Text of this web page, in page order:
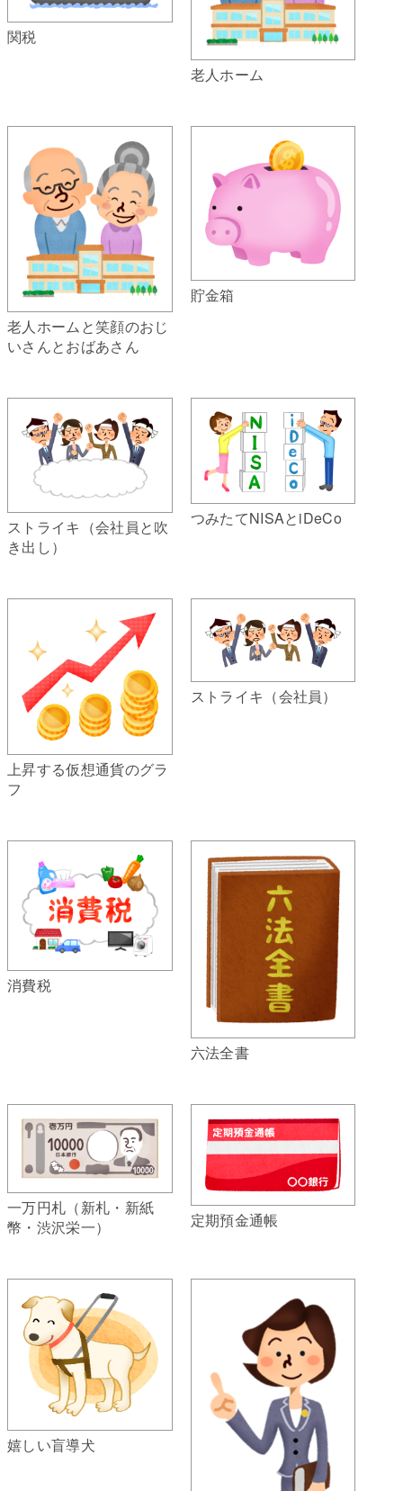
関税
老人ホーム
老人ホームと笑顔のおじ
いさんとおばあさん
貯金箱
ストライキ（会社員と吹
き出し）
つみたてNISAとiDeCo
上昇する仮想通貨のグラ
フ
ストライキ（会社員）
消費税
六法全書
一万円札（新札・新紙
幣・渋沢栄一）
定期預金通帳
嬉しい盲導犬